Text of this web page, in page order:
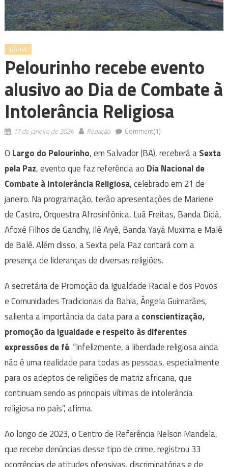
BAHIA
Pelourinho recebe evento
alusivo ao Dia de Combate à
Intolerância Religiosa
17 de janeiro de 2024 Redação Comment(1)
O Largo do Pelourinho, em Salvador (BA), receberá aSexta
pela Paz, evento que faz referência ao Dia Nacional de
Combate à Intolerância Religiosa, celebrado em 21 de
janeiro. Na programação, terão apresentações de Mariene
de Castro, Orquestra Afrosinfônica, Luã Freitas, Banda Didá,
Afoxé Filhos de Gandhy, Ilê Aiyê, Banda Yayá Muxima e Malê
de Balê. Além disso, a Sexta pela Paz contará com a
presença de lideranças de diversas religiões.
A secretária de Promoção da Igualdade Racial e dos Povos
e Comunidades Tradicionais da Bahia, Ângela Guimarães,
salienta a importância da data para aconscientização,
promoção da igualdade e respeito às diferentes
expressões de fé. “Infelizmente, a liberdade religiosa ainda
não é uma realidade para todas as pessoas, especialmente
para os adeptos de religiões de matriz africana, que
continuam sendo as principais vítimas de intolerância
religiosa no país”, afirma.
Ao longo de 2023, o Centro de Referência Nelson Mandela,
que recebe denúncias desse tipo de crime, registrou 33